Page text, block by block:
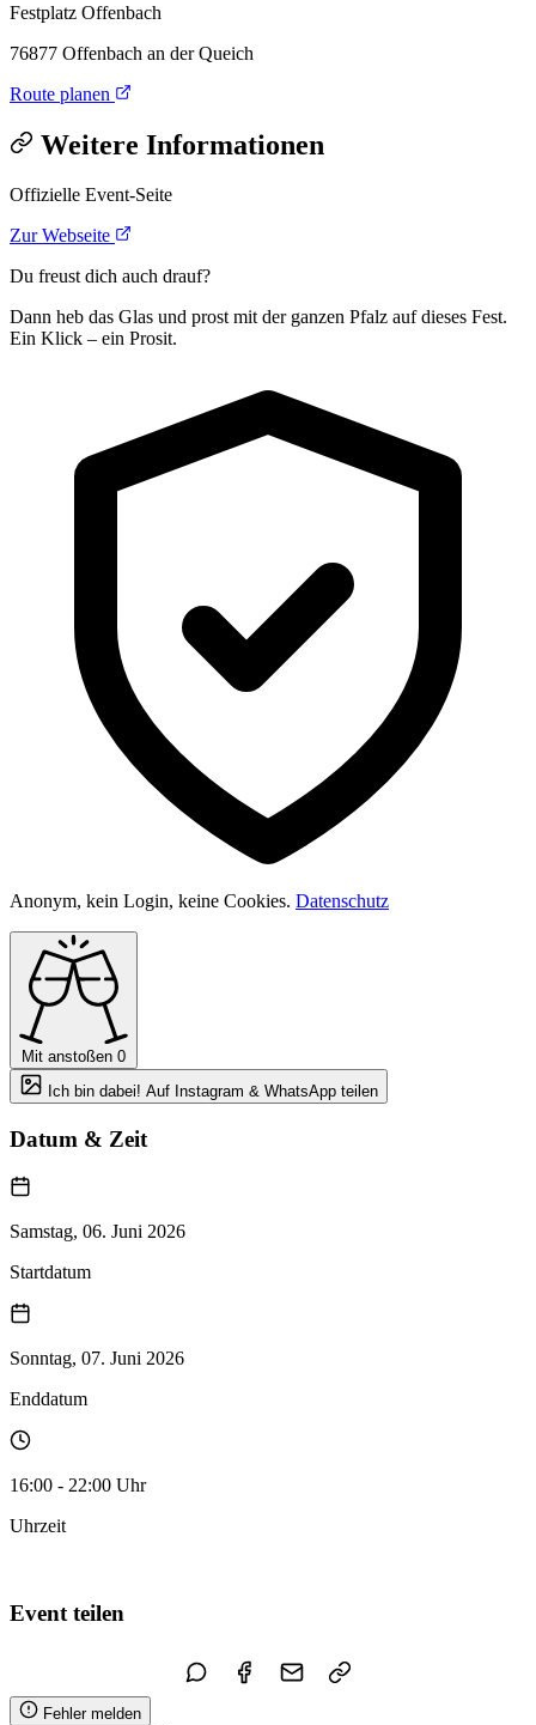
Festplatz Offenbach
76877 Offenbach an der Queich
Route planen
Weitere Informationen
Offizielle Event-Seite
Zur Webseite
Du freust dich auch drauf?
Dann heb das Glas und prost mit der ganzen Pfalz auf dieses Fest.
Ein Klick – ein Prosit.
Anonym, kein Login, keine Cookies. Datenschutz
Mit anstoßen 0
Ich bin dabei! Auf Instagram & WhatsApp teilen
Datum & Zeit
Samstag, 06. Juni 2026
Startdatum
Sonntag, 07. Juni 2026
Enddatum
16:00 - 22:00 Uhr
Uhrzeit
Event teilen
Fehler melden